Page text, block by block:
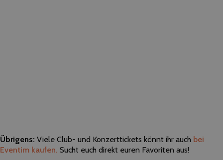
Übrigens: Viele Club- und Konzerttickets könnt ihr auch bei
Eventim kaufen. Sucht euch direkt euren Favoriten aus!